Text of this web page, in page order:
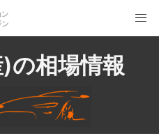
の相場情報